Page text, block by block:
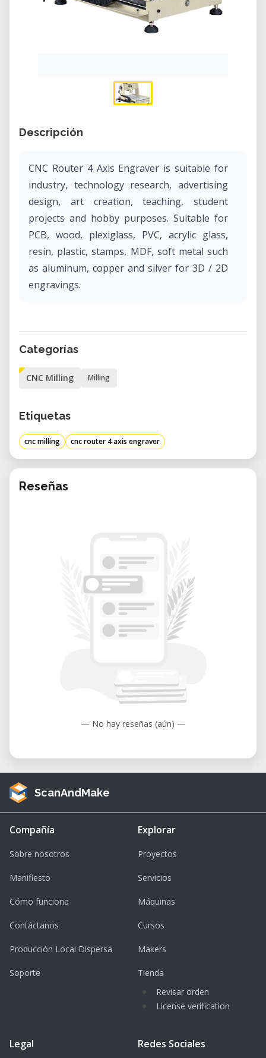
Descripción
CNC Router 4 Axis Engraver is suitable for
industry, technology research, advertising
design, art creation, teaching, student
projects and hobby purposes. Suitable for
PCB, wood, plexiglass, PVC, acrylic glass,
resin, plastic, stamps, MDF, soft metal such
as aluminum, copper and silver for 3D / 2D
engravings.
Categorías
CNC Milling Milling
Etiquetas
cnc milling cnc router 4 axis engraver
Reseñas
— No hay reseñas (aún) —
ScanAndMake
Compañía
Sobre nosotros
Manifiesto
Cómo funciona
Contáctanos
Producción Local Dispersa
Soporte
Explorar
Proyectos
Servicios
Máquinas
Cursos
Makers
Tienda
Revisar orden
License verification
Legal Redes Sociales